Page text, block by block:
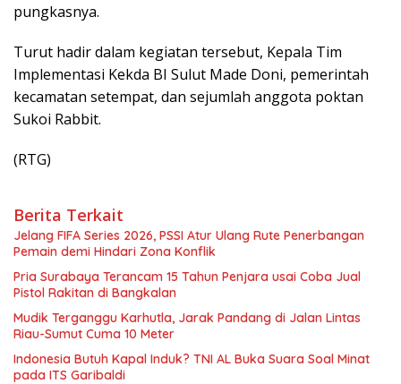
pungkasnya.
Turut hadir dalam kegiatan tersebut, Kepala Tim
Implementasi Kekda BI Sulut Made Doni, pemerintah
kecamatan setempat, dan sejumlah anggota poktan
Sukoi Rabbit.
(RTG)
Berita Terkait
Jelang FIFA Series 2026, PSSI Atur Ulang Rute Penerbangan
Pemain demi Hindari Zona Konflik
Pria Surabaya Terancam 15 Tahun Penjara usai Coba Jual
Pistol Rakitan di Bangkalan
Mudik Terganggu Karhutla, Jarak Pandang di Jalan Lintas
Riau-Sumut Cuma 10 Meter
Indonesia Butuh Kapal Induk? TNI AL Buka Suara Soal Minat
pada ITS Garibaldi